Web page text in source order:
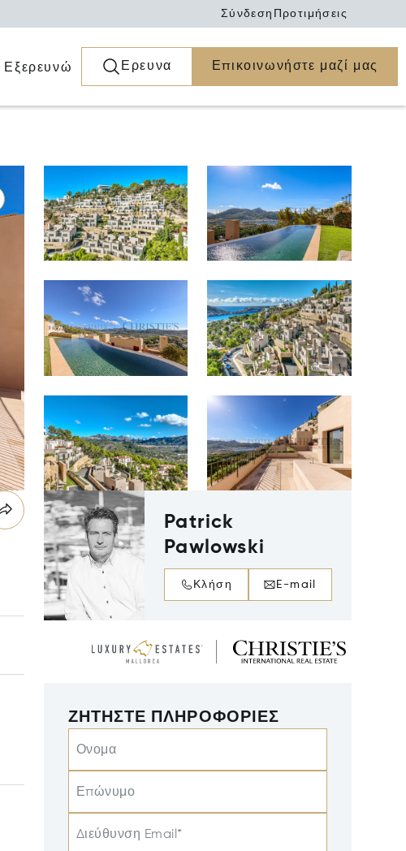
Σύνδεση Προτιμήσεις
Εξερευνώ Ερευνα Επικοινωνήστε μαζί μας
Patrick
Pawlowski
Κλήση E-mail
ΖΗΤΉΣΤΕ ΠΛΗΡΟΦΟΡΊΕΣ
Ονομα
Επώνυμο
Διεύθυνση Email*